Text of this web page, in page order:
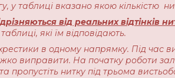
у таблиці вказано якою кількістю
від реальних відтінків
які їм відповідають.
в одному напрямку. Під час
виправити. На початку роботи
нитку під трьома